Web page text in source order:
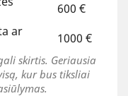
600 €
ar
1000 €
skirtis. Geriausia
kur bus tiksliai